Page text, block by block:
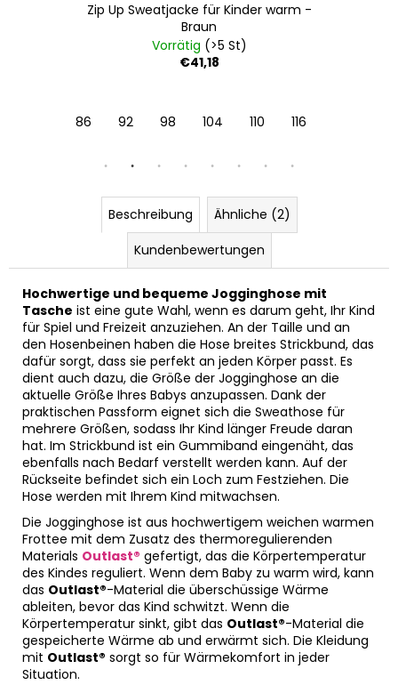
128
Zip Up Sweatjacke für Kinder warm -
Braun
Vorrätig (>5 St)
€41,18
86 92 98 104 110 116
Beschreibung
Ähnliche (2)
Kundenbewertungen
Hochwertige und bequeme Jogginghose mit
Tasche ist eine gute Wahl, wenn es darum geht, Ihr Kind
für Spiel und Freizeit anzuziehen. An der Taille und an
den Hosenbeinen haben die Hose breites Strickbund, das
dafür sorgt, dass sie perfekt an jeden Körper passt. Es
dient auch dazu, die Größe der Jogginghose an die
aktuelle Größe Ihres Babys anzupassen. Dank der
praktischen Passform eignet sich die Sweathose für
mehrere Größen, sodass Ihr Kind länger Freude daran
hat. Im Strickbund ist ein Gummiband eingenäht, das
ebenfalls nach Bedarf verstellt werden kann. Auf der
Rückseite befindet sich ein Loch zum Festziehen. Die
Hose werden mit Ihrem Kind mitwachsen.
Die Jogginghose ist aus hochwertigem weichen warmen
Frottee mit dem Zusatz des thermoregulierenden
Materials Outlast® gefertigt, das die Körpertemperatur
des Kindes reguliert. Wenn dem Baby zu warm wird, kann
das Outlast®-Material die überschüssige Wärme
ableiten, bevor das Kind schwitzt. Wenn die
Körpertemperatur sinkt, gibt das Outlast®-Material die
gespeicherte Wärme ab und erwärmt sich. Die Kleidung
mit Outlast® sorgt so für Wärmekomfort in jeder
Situation.